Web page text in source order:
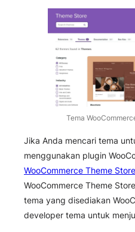
Tema
Jika Anda mencari tema
menggunakan plugin
WooCommerce Theme Store
WooCommerce Theme
tema yang disediakan
developer tema untuk